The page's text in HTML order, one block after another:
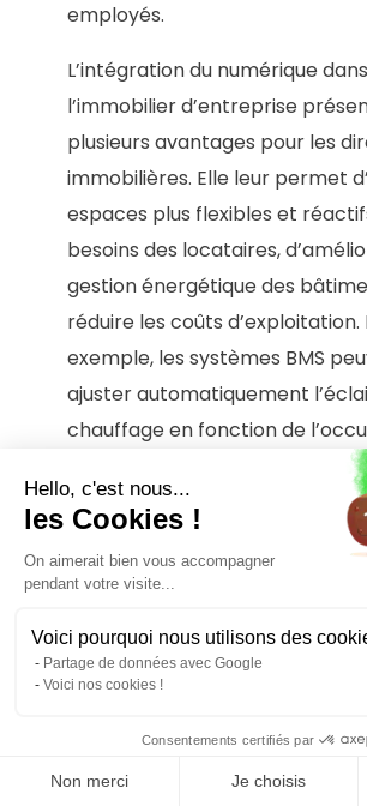
Hello, c'est nous...
les Cookies !
On aimerait bien vous accompagner
pendant votre visite...
Voici pourquoi nous utilisons des
Partage de données avec Google
Voici nos cookies !
Consentements certifiés par
Non merci Je choisis
employés.
L’intégration du numérique dans
l’immobilier d’entreprise
plusieurs avantages pour les
immobilières. Elle leur permet
espaces plus flexibles et
besoins des locataires,
gestion énergétique des
réduire les coûts d’exploitation.
exemple, les systèmes BMS
ajuster automatiquement
chauffage en fonction de
tandis que les applications de
facilitent la location d’espaces
la demande, optimisant ainsi
des bâtiments. De plus, les
collaboratives peuvent
réduire le besoin en espaces
maintenir une culture de
d’innovation. Pour les directions